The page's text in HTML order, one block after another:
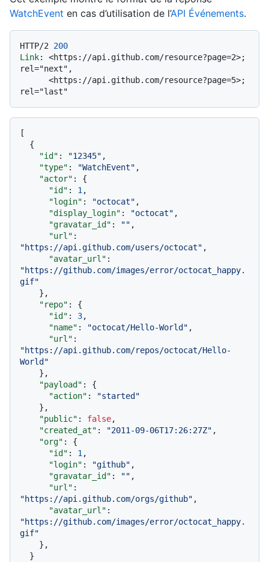
WatchEvent en cas d’utilisation de l’API Événements.
HTTP/2
200
Link: <https://api.github.com/resource?page=2>;
rel="next",
[
{
"id" : "12345" ,
"type" : "WatchEvent" ,
"actor" :
{
"id" : 1 ,
"login" : "octocat" ,
"display_login" : "octocat" ,
"gravatar_id" : "" ,
"url" :
"https://api.github.com/users/octocat" ,
"avatar_url" :
"https://github.com/images/error/octocat_happy.
gif"
} ,
"repo" :
{
"id" : 3,
"name" : "octocat/Hello-World" ,
"url" :
"https://api.github.com/repos/octocat/Hello-
World"
} ,
"payload" :
{
"action" :
"started"
} ,
"public" : false,
"created_at" : "2011-09-06T17:26:27Z" ,
"org" :
{
"id" : 1 ,
"login" : "github" ,
"gravatar_id" : "" ,
"url" :
"https://api.github.com/orgs/github" ,
"avatar_url" :
"https://github.com/images/error/octocat_happy.
gif"
} ,
}